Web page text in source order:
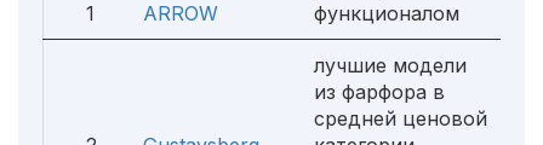
1 ARROW
функционалом
лучшие модели
из фарфора в
средней ценовой